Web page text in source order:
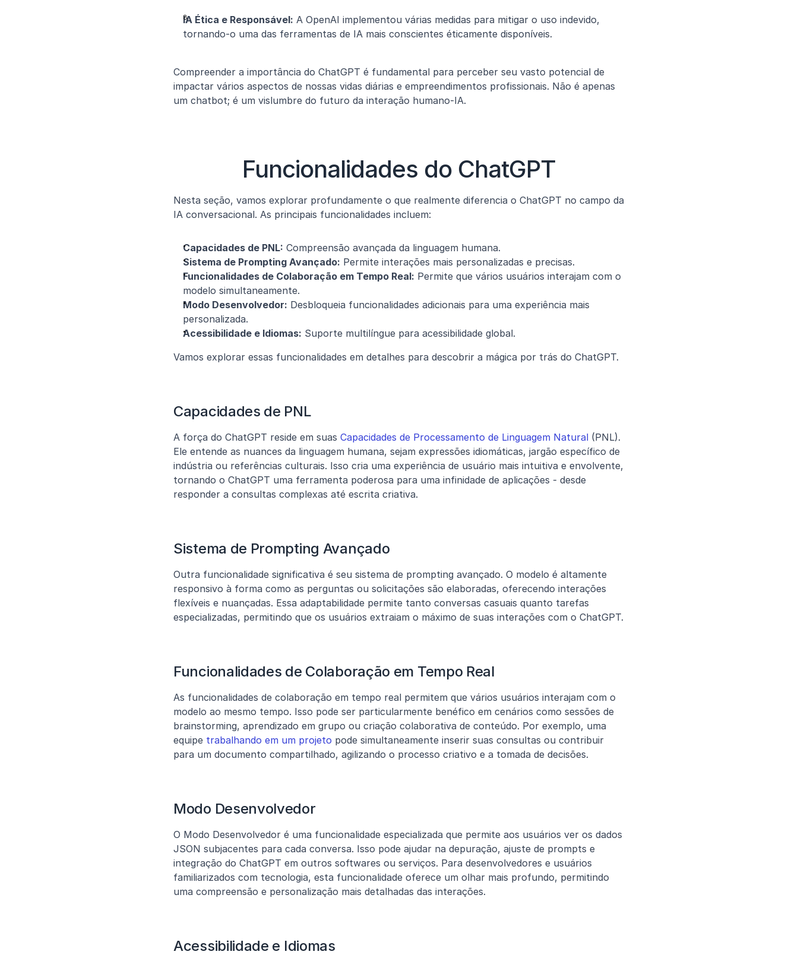
IA Ética e Responsável: A OpenAI implementou várias medidas para mitigar o uso indevido,
tornando-o uma das ferramentas de IA mais conscientes éticamente disponíveis.
Compreender a importância do ChatGPT é fundamental para perceber seu vasto potencial de
impactar vários aspectos de nossas vidas diárias e empreendimentos profissionais. Não é apenas
um chatbot; é um vislumbre do futuro da interação humano-IA.
Funcionalidades do ChatGPT
Nesta seção, vamos explorar profundamente o que realmente diferencia o ChatGPT no campo da
IA conversacional. As principais funcionalidades incluem:
Capacidades de PNL: Compreensão avançada da linguagem humana.
Sistema de Prompting Avançado: Permite interações mais personalizadas e precisas.
Funcionalidades de Colaboração em Tempo Real: Permite que vários usuários interajam com o
modelo simultaneamente.
Modo Desenvolvedor: Desbloqueia funcionalidades adicionais para uma experiência mais
personalizada.
Acessibilidade e Idiomas: Suporte multilíngue para acessibilidade global.
Vamos explorar essas funcionalidades em detalhes para descobrir a mágica por trás do ChatGPT.
Capacidades de PNL
A força do ChatGPT reside em suas Capacidades de Processamento de Linguagem Natural (PNL).
Ele entende as nuances da linguagem humana, sejam expressões idiomáticas, jargão específico de
indústria ou referências culturais. Isso cria uma experiência de usuário mais intuitiva e envolvente,
tornando o ChatGPT uma ferramenta poderosa para uma infinidade de aplicações - desde
responder a consultas complexas até escrita criativa.
Sistema de Prompting Avançado
Outra funcionalidade significativa é seu sistema de prompting avançado. O modelo é altamente
responsivo à forma como as perguntas ou solicitações são elaboradas, oferecendo interações
flexíveis e nuançadas. Essa adaptabilidade permite tanto conversas casuais quanto tarefas
especializadas, permitindo que os usuários extraiam o máximo de suas interações com o ChatGPT.
Funcionalidades de Colaboração em Tempo Real
As funcionalidades de colaboração em tempo real permitem que vários usuários interajam com o
modelo ao mesmo tempo. Isso pode ser particularmente benéfico em cenários como sessões de
brainstorming, aprendizado em grupo ou criação colaborativa de conteúdo. Por exemplo, uma
equipe trabalhando em um projeto pode simultaneamente inserir suas consultas ou contribuir
para um documento compartilhado, agilizando o processo criativo e a tomada de decisões.
Modo Desenvolvedor
O Modo Desenvolvedor é uma funcionalidade especializada que permite aos usuários ver os dados
JSON subjacentes para cada conversa. Isso pode ajudar na depuração, ajuste de prompts e
integração do ChatGPT em outros softwares ou serviços. Para desenvolvedores e usuários
familiarizados com tecnologia, esta funcionalidade oferece um olhar mais profundo, permitindo
uma compreensão e personalização mais detalhadas das interações.
Acessibilidade e Idiomas